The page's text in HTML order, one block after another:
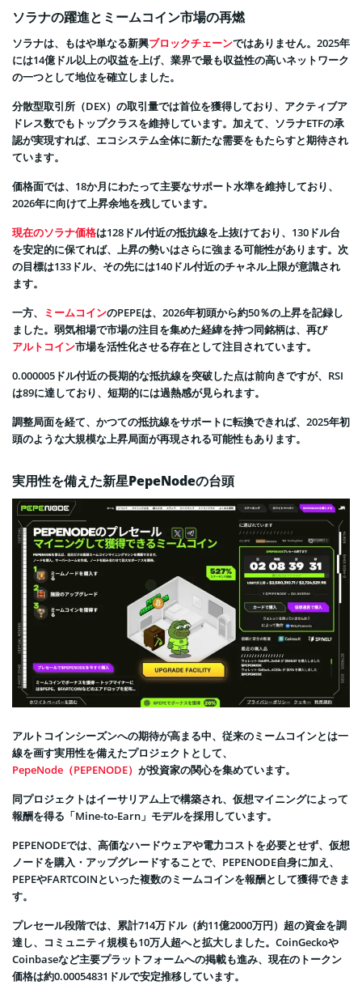
ソラナの躍進とミームコイン市場の再燃
ソラナは、もはや単なる新興ブロックチェーンではありません。2025年
には14億ドル以上の収益を上げ、業界で最も収益性の高いネットワーク
の一つとして地位を確立しました。
分散型取引所（DEX）の取引量では首位を獲得しており、アクティブア
ドレス数でもトップクラスを維持しています。加えて、ソラナETFの承
認が実現すれば、エコシステム全体に新たな需要をもたらすと期待され
ています。
価格面では、18か月にわたって主要なサポート水準を維持しており、
2026年に向けて上昇余地を残しています。
現在のソラナ価格は128ドル付近の抵抗線を上抜けており、130ドル台
を安定的に保てれば、上昇の勢いはさらに強まる可能性があります。次
の目標は133ドル、その先には140ドル付近のチャネル上限が意識され
ます。
一方、
ミームコインのPEPEは、2026年初頭から約50％の上昇を記録し
ました。弱気相場で市場の注目を集めた経緯を持つ同銘柄は、再び
アルトコイン市場を活性化させる存在として注目されています。
0.000005ドル付近の長期的な抵抗線を突破した点は前向きですが、RSI
は89に達しており、短期的には過熱感が見られます。
調整局面を経て、かつての抵抗線をサポートに転換できれば、2025年初
頭のような大規模な上昇局面が再現される可能性もあります。
実用性を備えた新星PepeNodeの台頭
アルトコインシーズンへの期待が高まる中、従来のミームコインとは一
線を画す実用性を備えたプロジェクトとして、
PepeNode（PEPENODE） が投資家の関心を集めています。
同プロジェクトはイーサリアム上で構築され、仮想マイニングによって
報酬を得る「Mine-to-Earn」モデルを採用しています。
PEPENODEでは、高価なハードウェアや電力コストを必要とせず、仮想
ノードを購入・アップグレードすることで、PEPENODE自身に加え、
PEPEやFARTCOINといった複数のミームコインを報酬として獲得できま
す。
プレセール段階では、累計714万ドル（約11億2000万円）超の資金を調
達し、コミュニティ規模も10万人超へと拡大しました。CoinGeckoや
Coinbaseなど主要プラットフォームへの掲載も進み、現在のトークン
価格は約0.00054831ドルで安定推移しています。